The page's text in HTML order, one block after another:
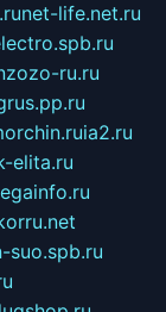
net-life.net.ru
ru.ru
ia2.ru
elita.ru
suo.spb.ru